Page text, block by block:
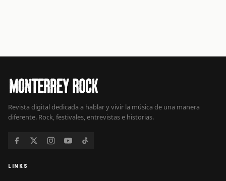
Revista digital dedicada a hablar y vivir la música de una manera
diferente. Rock, festivales, entrevistas e historias.
LINKS